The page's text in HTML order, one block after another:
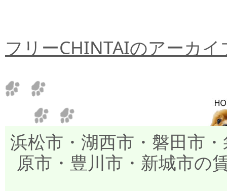
フリーCHINTAIのアーカ
浜松市・湖西市・磐田市
原市・豊川市・新城市の